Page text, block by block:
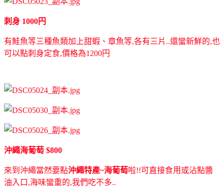
刺身 1000円
有鮭魚等三種魚類加上甜蝦、章魚等,各有三片..還蠻新鮮的,也
可以點刺身定食,價格為1200円
沖繩海葡萄 $800
來到沖繩當然要點沖繩特產~海葡萄啦!!可直接食用或沾點醬
油入口,海味蠻重的,我們吃不多..